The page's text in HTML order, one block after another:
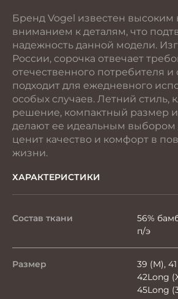
Бренд Vogel известен высоким
вниманием к деталям, что
надежность данной модели.
России, сорочка отвечает
отечественного потребителя и
подходит для ежедневного
особых случаев. Летний стиль,
решение, компактный размер и
делают ее идеальным выбором
ценит качество и комфорт в
жизни.
ХАРАКТЕРИСТИКИ
Состав ткани
56%
п/э
Размер
39 (M),
42Long
45Long